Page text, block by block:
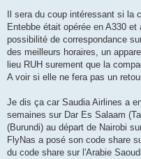
Il sera du coup intéressant si la
Entebbe était opérée en A330
possibilité de correspondance
des meilleurs horaires, un
lieu RUH surement que la
A voir si elle ne fera pas un
Je dis ça car Saudia Airlines a
semaines sur Dar Es Salaam
(Burundi) au départ de Nairobi
FlyNas a posé son code share
du code share sur l'Arabie